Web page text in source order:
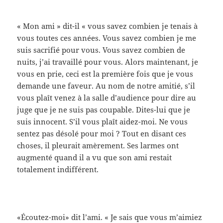
« Mon ami » dit-il « vous savez combien je tenais à
vous toutes ces années. Vous savez combien je me
suis sacrifié pour vous. Vous savez combien de
nuits, j’ai travaillé pour vous. Alors maintenant, je
vous en prie, ceci est la première fois que je vous
demande une faveur. Au nom de notre amitié, s’il
vous plaît venez à la salle d’audience pour dire au
juge que je ne suis pas coupable. Dites-lui que je
suis innocent. S’il vous plaît aidez-moi. Ne vous
sentez pas désolé pour moi ? Tout en disant ces
choses, il pleurait amèrement. Ses larmes ont
augmenté quand il a vu que son ami restait
totalement indifférent.
«Écoutez-moi» dit l’ami. « Je sais que vous m’aimiez